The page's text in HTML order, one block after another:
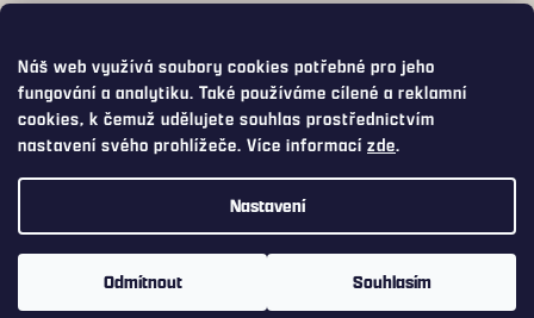
Náš web využívá soubory cookies potřebné pro jeho
fungování a analytiku. Také používáme cílené a reklamní
cookies, k čemuž udělujete souhlas prostřednictvím
nastavení svého prohlížeče. Více informacízde.
Nastavení
Odmítnout Souhlasím
Využijte přepravu s DPD PICKUP za pouhých 75,- Kč. DPD PICKUP
Vám balíček doručí do široké nabídky výdejních míst a boxů, včetně